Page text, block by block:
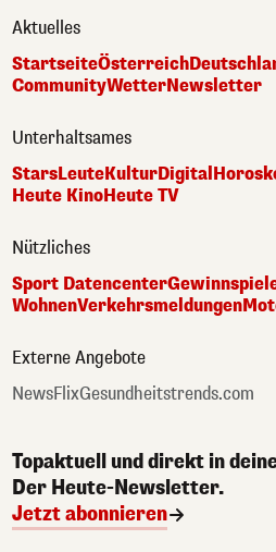
Aktuelles
StartseiteÖsterreich
CommunityWetterNewsletter
Unterhaltsames
StarsLeuteKulturDigital
Heute KinoHeute TV
Nützliches
Sport Datencenter
WohnenVerkehrsmeldungen
Externe Angebote
NewsFlixGesundheitstrends.com
Topaktuell und direkt in
Der Heute-Newsletter.
Jetzt abonnieren